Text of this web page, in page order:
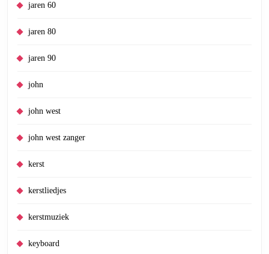
jaren 60
jaren 80
jaren 90
john
john west
john west zanger
kerst
kerstliedjes
kerstmuziek
keyboard